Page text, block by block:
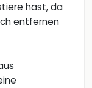
hast, da
entfernen